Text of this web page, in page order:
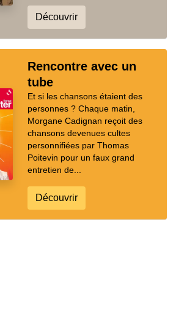
Découvrir
Rencontre avec un
tube
Et si les chansons étaient des
personnes ? Chaque matin,
Morgane Cadignan reçoit des
chansons devenues cultes
personnifiées par Thomas
Poitevin pour un faux grand
entretien de...
Découvrir